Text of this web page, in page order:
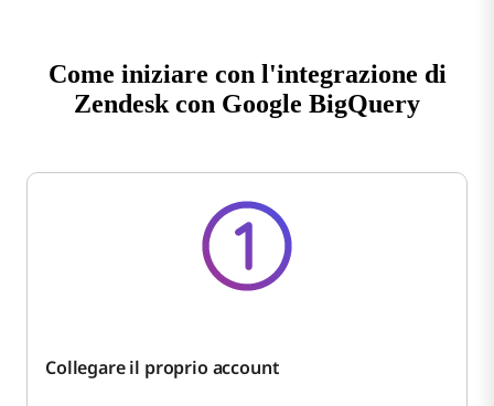
Come iniziare con l'integrazione di
Zendesk con Google BigQuery
Collegare il proprio account